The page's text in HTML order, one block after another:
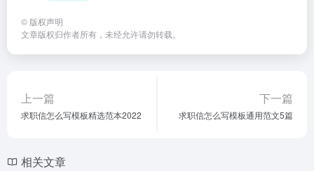
© 版权声明
文章版权归作者所有，未经允许请勿转载。
上一篇
求职信怎么写模板精选范本2022
下一篇
求职信怎么写模板通用范文5篇
相关文章